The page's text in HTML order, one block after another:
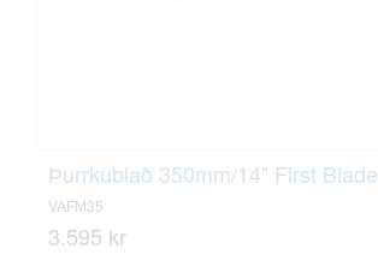
Þurrkublað 350mm/14" First Blade
VAFM35
3.595 kr